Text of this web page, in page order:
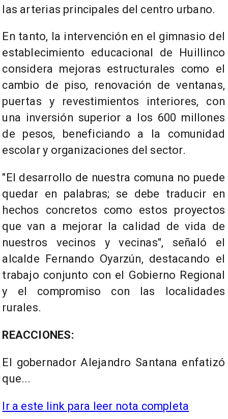
las arterias principales del centro urbano.
En tanto, la intervención en el gimnasio del
establecimiento educacional de Huillinco
considera mejoras estructurales como el
cambio de piso, renovación de ventanas,
puertas y revestimientos interiores, con
una inversión superior a los 600 millones
de pesos, beneficiando a la comunidad
escolar y organizaciones del sector.
"El desarrollo de nuestra comuna no puede
quedar en palabras; se debe traducir en
hechos concretos como estos proyectos
que van a mejorar la calidad de vida de
nuestros vecinos y vecinas", señaló el
alcalde Fernando Oyarzún, destacando el
trabajo conjunto con el Gobierno Regional
y el compromiso con las localidades
rurales.
REACCIONES:
El gobernador Alejandro Santana enfatizó
que...
Ir a este link para leer nota completa